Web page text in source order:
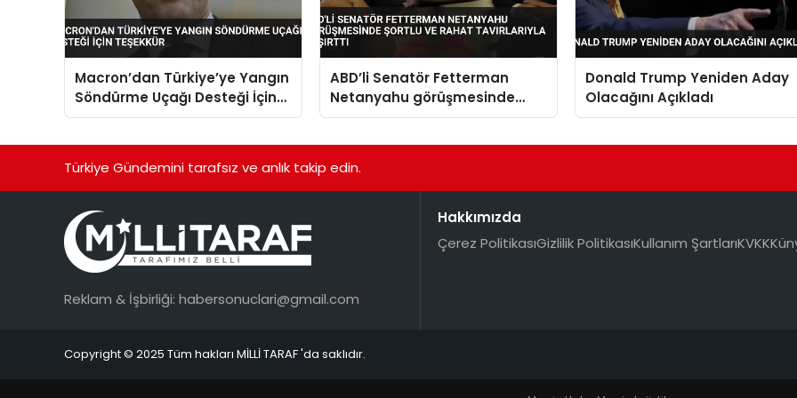
Macron’dan Türkiye’ye Yangın
Söndürme Uçağı Desteği İçin
Teşekkür
ABD’li Senatör Fetterman
Netanyahu görüşmesinde
şortlu ve rahat tavırlarıyla
Donald Trump Yeniden Aday
Olacağını Açıkladı
Türkiye Gündemini tarafsız ve anlık takip edin.
Reklam & İşbirliği: habersonuclari@gmail.com
Hakkımızda
Çerez PolitikasıGizlilik PolitikasıKullanım ŞartlarıKVKK
Copyright © 2025 Tüm hakları MİLLİ TARAF 'da saklıdır.